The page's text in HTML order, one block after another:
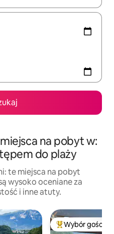
na pobyt w:
do plaży
te miejsca na pobyt
wysoko oceniane za
i inne atuty.
gości Wybór gości